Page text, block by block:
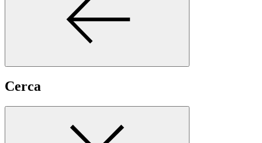
Cerca